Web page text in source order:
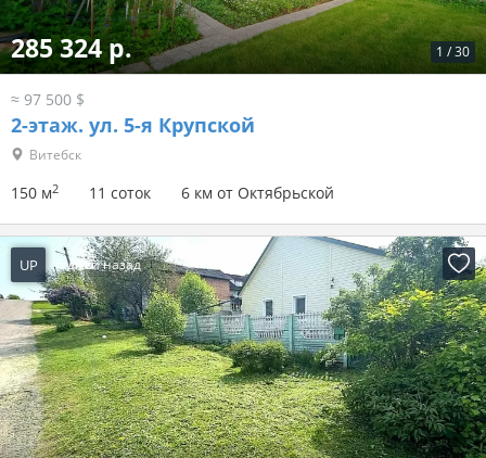
1 /30
285 324 р.
≈ 97 500 $
2-этаж. ул. 5-я Крупской
Витебск
150 м2 11 соток 6 км от Октябрьской
UP 6 дней назад